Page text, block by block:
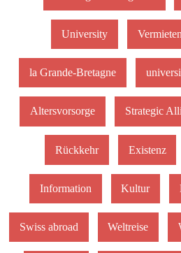
University Vermieten
la Grande-Bretagne
Altersvorsorge Strategic
Rückkehr Existenz
Information Kultur
Swiss abroad Weltreise